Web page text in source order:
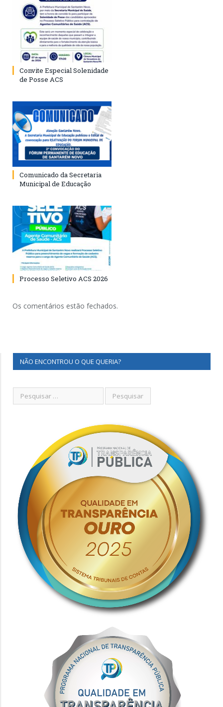
Convite Especial Solenidade
de Posse ACS
Comunicado da Secretaria
Municipal de Educação
Processo Seletivo ACS 2026
Os comentários estão fechados.
NÃO ENCONTROU O QUE QUERIA?